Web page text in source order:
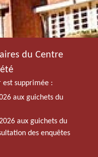
du Centre
est supprimée :
aux guichets du
aux guichets du
des enquêtes